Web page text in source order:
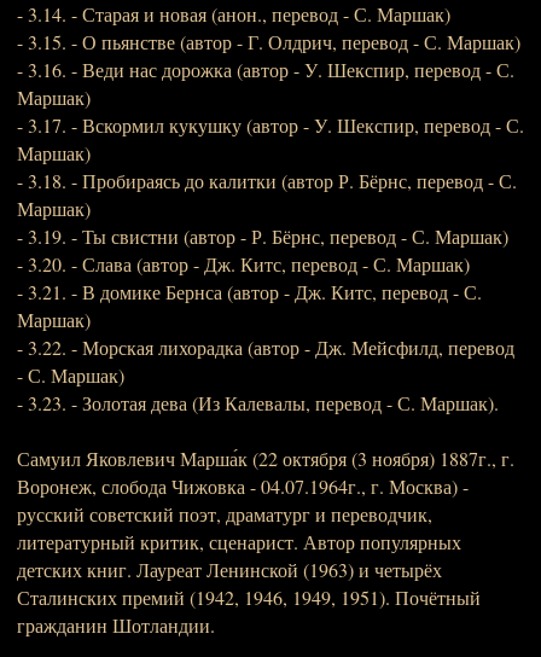
- 3.14. - Старая и новая (анон., перевод - С. Маршак)
- 3.15. - О пьянстве (автор - Г. Олдрич, перевод - С. Маршак)
- 3.16. - Веди нас дорожка (автор - У. Шекспир, перевод - С.
Маршак)
- 3.17. - Вскормил кукушку (автор - У. Шекспир, перевод - С.
Маршак)
- 3.18. - Пробираясь до калитки (автор Р. Бёрнс, перевод - С.
Маршак)
- 3.19. - Ты свистни (автор - Р. Бёрнс, перевод - С. Маршак)
- 3.20. - Слава (автор - Дж. Китс, перевод - С. Маршак)
- 3.21. - В домике Бернса (автор - Дж. Китс, перевод - С.
Маршак)
- 3.22. - Морская лихорадка (автор - Дж. Мейсфилд, перевод
- С. Маршак)
- 3.23. - Золотая дева (Из Калевалы, перевод - С. Маршак).
Самуил Яковлевич Марша́к (22 октября (3 ноября) 1887г., г.
Воронеж, слобода Чижовка - 04.07.1964г., г. Москва) -
русский советский поэт, драматург и переводчик,
литературный критик, сценарист. Автор популярных
детских книг. Лауреат Ленинской (1963) и четырёх
Сталинских премий (1942, 1946, 1949, 1951). Почётный
гражданин Шотландии.